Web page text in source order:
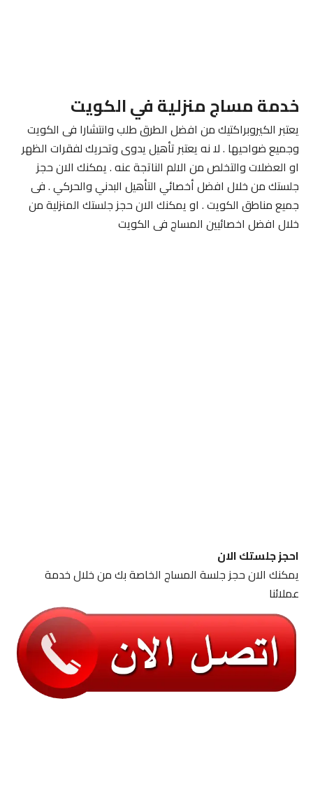
خدمة مساج منزلية في الكويت
يعتبر الكيروبراكتيك من افضل الطرق طلب وانتشارا فى الكويت
وجميع ضواحيها . لا نه يعتبر تأهيل يدوى وتحريك لفقرات الظهر
او العضلات والتخلص من الالم الناتجة عنه . يمكنك الان حجز
جلستك من خلال افضل أخصائي التأهيل البدني والحركي . فى
جميع مناطق الكويت . او يمكنك الان حجز جلستك المنزلية من
خلال افضل اخصائيين المساج فى الكويت
احجز جلستك الان
يمكنك الان حجز جلسة المساج الخاصة بك من خلال خدمة
عملائنا